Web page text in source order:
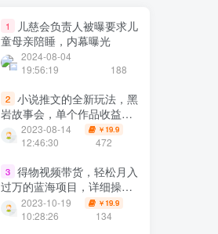
1
儿慈会负责人被曝要求儿
童母亲陪睡，内幕曝光
2024-08-04
19:56:19
188
2 小说推文的全新玩法，黑
岩故事会，单个作品收益
300+，简单暴力
2023-08-14
12:46:30
￥ 19.9
472
3 得物视频带货，轻松月入
过万的蓝海项目，详细操作
流程2023-10-19
10:28:26
￥ 19.9
134